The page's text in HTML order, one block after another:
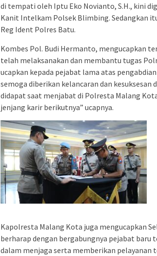
di tempati oleh Iptu Eko Novianto, S.H., kini
Kanit Intelkam Polsek Blimbing. Sedangkan
Reg Ident Polres Batu.
Kombes Pol. Budi Hermanto, mengucapkan
telah melaksanakan dan membantu tugas
ucapkan kepada pejabat lama atas
semoga diberikan kelancaran dan
didapat saat menjabat di Polresta Malang
jenjang karir berikutnya” ucapnya.
Kapolresta Malang Kota juga mengucapkan
berharap dengan bergabungnya pejabat
dalam menjaga serta memberikan pelayanan